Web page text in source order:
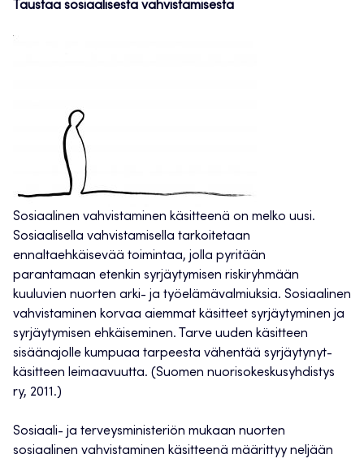
Taustaa sosiaalisesta vahvistamisesta
Sosiaalinen vahvistaminen käsitteenä on melko uusi.
Sosiaalisella vahvistamisella tarkoitetaan
ennaltaehkäisevää toimintaa, jolla pyritään
parantamaan etenkin syrjäytymisen riskiryhmään
kuuluvien nuorten arki- ja työelämävalmiuksia. Sosiaalinen
vahvistaminen korvaa aiemmat käsitteet syrjäytyminen ja
syrjäytymisen ehkäiseminen. Tarve uuden käsitteen
sisäänajolle kumpuaa tarpeesta vähentää syrjäytynyt-
käsitteen leimaavuutta. (Suomen nuorisokeskusyhdistys
ry, 2011.)
Sosiaali- ja terveysministeriön mukaan nuorten
sosiaalinen vahvistaminen käsitteenä määrittyy neljään